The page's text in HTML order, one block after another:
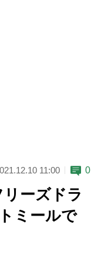
11:00 0
ーズドラ
ミールで